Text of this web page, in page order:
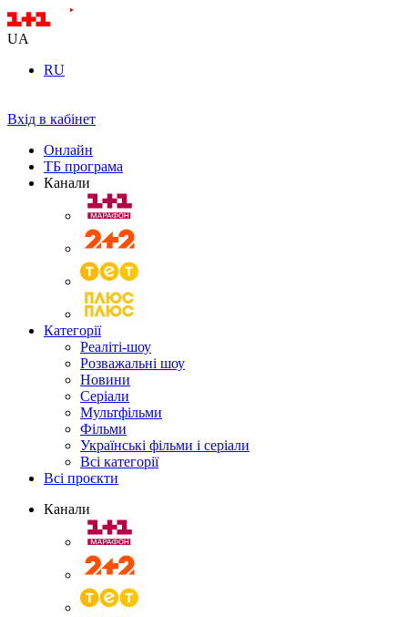
UA
RU
Вхід в кабінет
Онлайн
ТБ програма
Канали
Категорії
Реаліті-шоу
Розважальні шоу
Новини
Серіали
Мультфільми
Фільми
Українські фільми і серіали
Всі категорії
Всі проєкти
Канали